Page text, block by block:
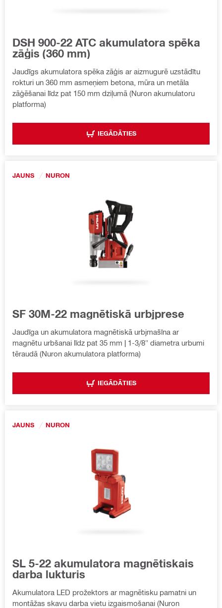
DSH 900-22 ATC akumulatora spēka
zāģis (360 mm)
Jaudīgs akumulatora spēka zāģis ar aizmugurē uzstādītu
rokturi un 360 mm asmeņiem betona, mūra un metāla
zāģēšanai līdz pat 150 mm dziļumā (Nuron akumulatoru
platforma)
IEGĀDĀTIES
JAUNS NURON
SF 30M-22 magnētiskā urbjprese
Jaudīga un akumulatora magnētiskā urbjmašīna ar
magnētu urbšanai līdz pat 35 mm | 1-3/8" diametra urbumi
tēraudā (Nuron akumulatora platforma)
IEGĀDĀTIES
JAUNS NURON
SL 5-22 akumulatora magnētiskais
darba lukturis
Akumulatora LED prožektors ar magnētisku pamatni un
montāžas skavu darba vietu izgaismošanai (Nuron